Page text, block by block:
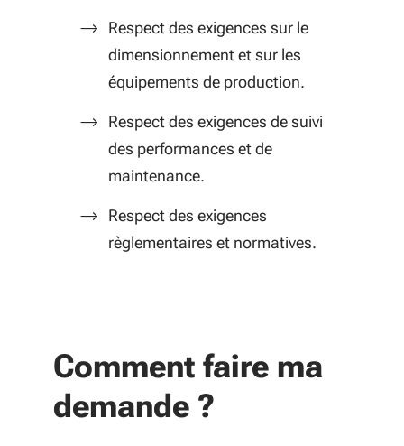
Respect des exigences sur le
dimensionnement et sur les
équipements de production.
Respect des exigences de suivi
des performances et de
maintenance.
Respect des exigences
règlementaires et normatives.
Comment faire ma
demande ?